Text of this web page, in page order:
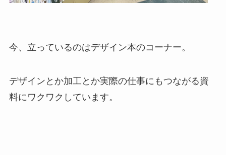
今、立っているのはデザイン本のコーナー。
デザインとか加工とか実際の仕事にもつながる資
料にワクワクしています。